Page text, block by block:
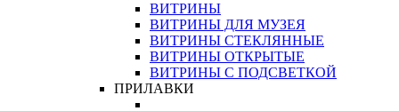
ВИТРИНЫ
ВИТРИНЫ ДЛЯ МУЗЕЯ
ВИТРИНЫ СТЕКЛЯННЫЕ
ВИТРИНЫ ОТКРЫТЫЕ
ВИТРИНЫ С ПОДСВЕТКОЙ
ПРИЛАВКИ